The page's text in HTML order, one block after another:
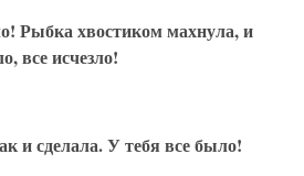
Рыбка хвостиком махнула, и
все исчезло!
и сделала. У тебя все было!